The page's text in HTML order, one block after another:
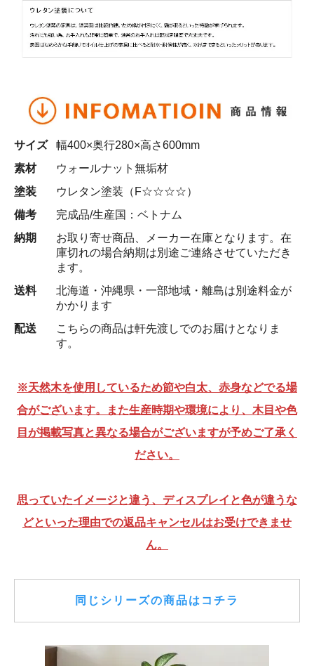
サイズ
幅400×奥行280×高さ600mm
素材
ウォールナット無垢材
塗装
ウレタン塗装（F☆☆☆☆）
備考
完成品/生産国：ベトナム
納期
お取り寄せ商品、メーカー在庫となります。在
庫切れの場合納期は別途ご連絡させていただき
ます。
送料
北海道・沖縄県・一部地域・離島は別途料金が
かかります
配送
こちらの商品は軒先渡しでのお届けとなりま
す。
※天然木を使用しているため節や白太、赤身などでる場
合がございます。また生産時期や環境により、木目や色
目が掲載写真と異なる場合がございますが予めご了承く
ださい。
思っていたイメージと違う、ディスプレイと色が違うな
どといった理由での返品キャンセルはお受けできませ
ん。
同じシリーズの商品はコチラ